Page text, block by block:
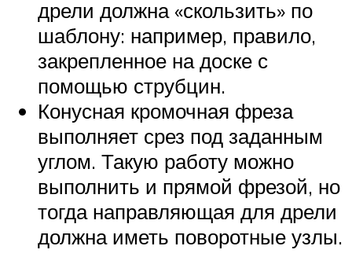
дрели должна «скользить» по
шаблону: например, правило,
закрепленное на доске с
помощью струбцин.
Конусная кромочная фреза
выполняет срез под заданным
углом. Такую работу можно
выполнить и прямой фрезой, но
тогда направляющая для дрели
должна иметь поворотные узлы.